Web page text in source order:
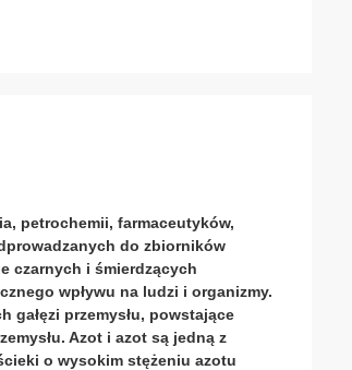
petrochemii, farmaceutyków,
do zbiorników
czarnych i śmierdzących
wpływu na ludzi i organizmy.
gałęzi przemysłu, powstające
Azot i azot są jedną z
o wysokim stężeniu azotu